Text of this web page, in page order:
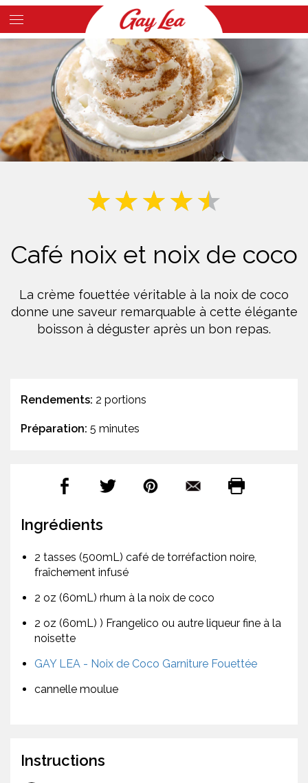
Skip
to
content
Content
Café noix et noix de coco
La crème fouettée véritable à la noix de coco
donne une saveur remarquable à cette élégante
boisson à déguster après un bon repas.
Rendements: 2 portions
Préparation: 5 minutes
Ingrédients
2 tasses (500mL) café de torréfaction noire,
fraîchement infusé
2 oz (60mL) rhum à la noix de coco
2 oz (60mL) ) Frangelico ou autre liqueur fine à la
noisette
GAY LEA - Noix de Coco Garniture Fouettée
cannelle moulue
Instructions